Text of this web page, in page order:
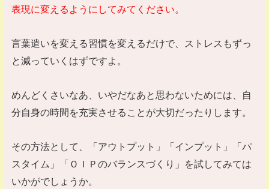
表現に変えるようにしてみてください。
言葉遣いを変える習慣を変えるだけで、ストレスもずっ
と減っていくはずですよ。
めんどくさいなあ、いやだなあと思わないためには、自
分自身の時間を充実させることが大切だったりします。
その方法として、「アウトプット」「インプット」「パ
スタイム」「ＯＩＰのバランスづくり」を試してみては
いかがでしょうか。